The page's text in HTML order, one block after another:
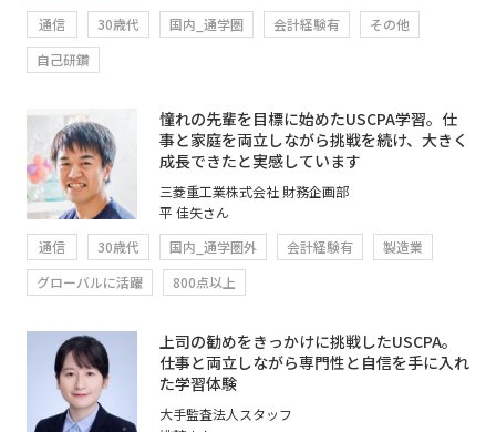
通信
30歳代 国内_通学圏 会計経験有
その他
自己研鑽
憧れの先輩を目標に始めたUSCPA学習。仕
事と家庭を両立しながら挑戦を続け、大きく
成長できたと実感しています
三菱重工業株式会社 財務企画部
平 佳矢さん
通信
30歳代 国内_通学圏外 会計経験有
製造業
グローバルに活躍
800点以上
上司の勧めをきっかけに挑戦したUSCPA。
仕事と両立しながら専門性と自信を手に入れ
た学習体験
大手監査法人スタッフ